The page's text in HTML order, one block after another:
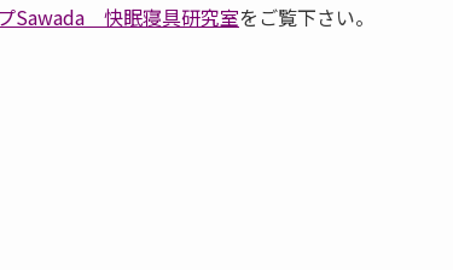
Sawada 快眠寝具研究室をご覧下さい。